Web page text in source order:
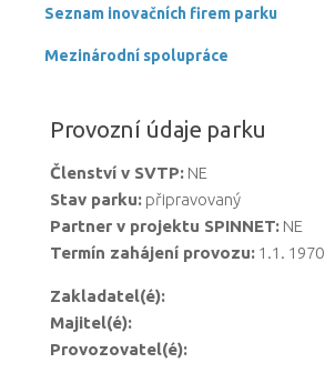
Seznam inovačních firem parku
Mezinárodní spolupráce
Provozní údaje parku
Členství v SVTP: NE
Stav parku: připravovaný
Partner v projektu SPINNET: NE
Termín zahájení provozu: 1.1. 1970
Zakladatel(é):
Majitel(é):
Provozovatel(é):